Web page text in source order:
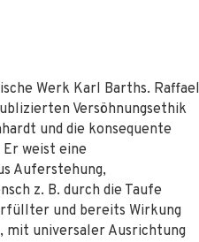
Werk Karl Barths. Raffael
Versöhnungsethik
und die konsequente
weist eine
Auferstehung,
z. B. durch die Taufe
und bereits Wirkung
mit universaler Ausrichtung